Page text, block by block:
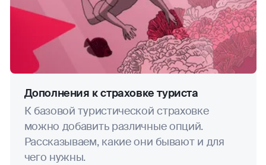
диггерство
джиппинг
капоэйра
каякинг
Дополнения к страховке туриста
К базовой туристической страховке
можно добавить различные опций.
Рассказываем, какие они бывают и для
чего нужны.